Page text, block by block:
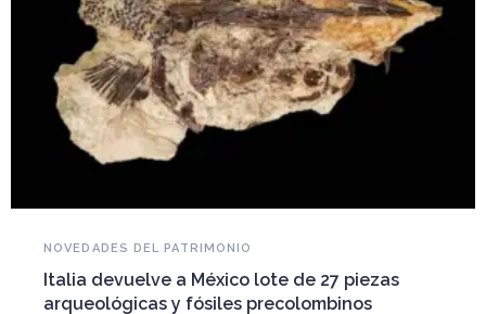
NOVEDADES DEL PATRIMONIO
Italia devuelve a México lote de 27 piezas
arqueológicas y fósiles precolombinos